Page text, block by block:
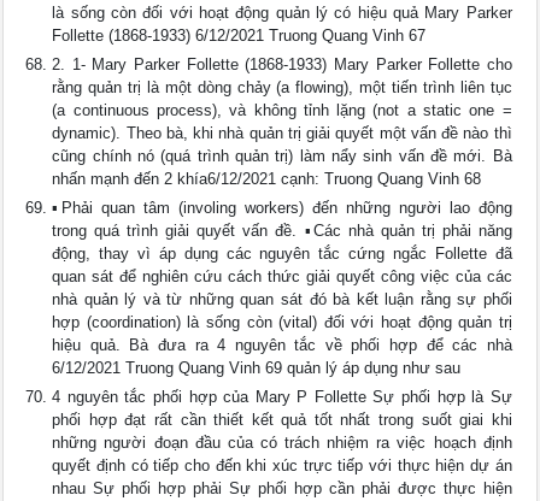
là sống còn đối với hoạt động quản lý có hiệu quả Mary Parker
Follette (1868-1933) 6/12/2021 Truong Quang Vinh 67
2. 1- Mary Parker Follette (1868-1933) Mary Parker Follette cho
rằng quản trị là một dòng chảy (a flowing), một tiến trình liên tục
(a continuous process), và không tỉnh lặng (not a static one =
dynamic). Theo bà, khi nhà quản trị giải quyết một vấn đề nào thì
cũng chính nó (quá trình quản trị) làm nẩy sinh vấn đề mới. Bà
nhấn mạnh đến 2 khía6/12/2021 cạnh: Truong Quang Vinh 68
▪Phải quan tâm (involing workers) đến những người lao động
trong quá trình giải quyết vấn đề. ▪Các nhà quản trị phải năng
động, thay vì áp dụng các nguyên tắc cứng ngắc Follette đã
quan sát để nghiên cứu cách thức giải quyết công việc của các
nhà quản lý và từ những quan sát đó bà kết luận rằng sự phối
hợp (coordination) là sống còn (vital) đối với hoạt động quản trị
hiệu quả. Bà đưa ra 4 nguyên tắc về phối hợp để các nhà
6/12/2021 Truong Quang Vinh 69 quản lý áp dụng như sau
4 nguyên tắc phối hợp của Mary P Follette Sự phối hợp là Sự
phối hợp đạt rất cần thiết kết quả tốt nhất trong suốt giai khi
những người đoạn đầu của có trách nhiệm ra việc hoạch định
quyết định có tiếp cho đến khi xúc trực tiếp với thực hiện dự án
nhau Sự phối hợp phải Sự phối hợp cần phải được thực hiện